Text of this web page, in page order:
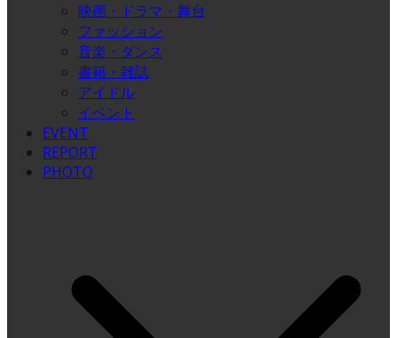
映画・ドラマ・舞台
ファッション
音楽・ダンス
書籍・雑誌
アイドル
イベント
EVENT
REPORT
PHOTO